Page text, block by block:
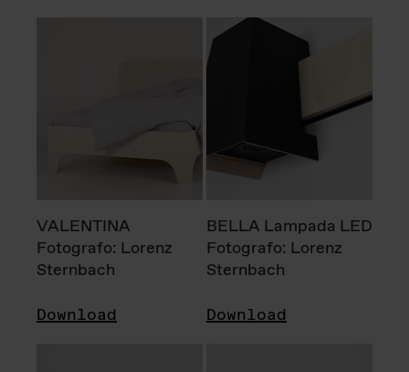
VALENTINA
Fotografo: Lorenz
Sternbach
Download
BELLA Lampada LED
Fotografo: Lorenz
Sternbach
Download